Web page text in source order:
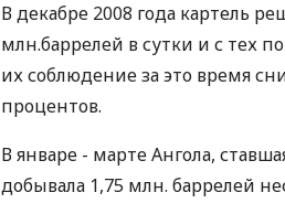
В декабре 2008 года картель
млн.баррелей в сутки и с тех
их соблюдение за это время
процентов.
В январе - марте Ангола,
добывала 1,75 млн. баррелей